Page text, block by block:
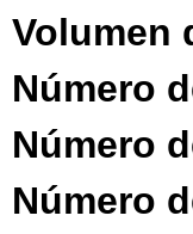
Volumen
Número
Número
Número